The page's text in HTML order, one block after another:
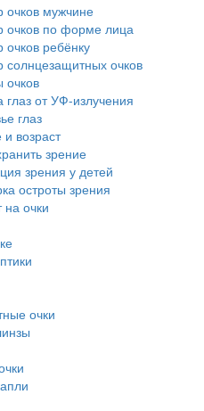
очков мужчине
очков по форме лица
очков ребёнку
солнцезащитных очков
глаз от УФ-излучения
глаз
и возраст
зрение
зрения у детей
остроты зрения
на очки
очки